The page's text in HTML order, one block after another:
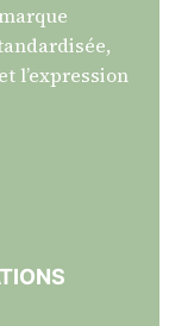
l’expression